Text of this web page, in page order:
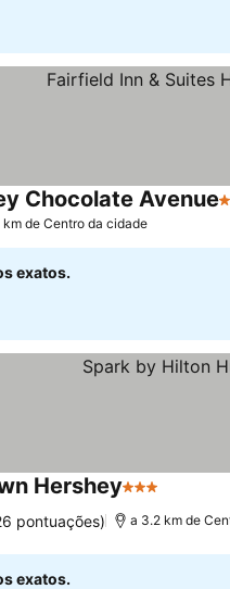
Chocolate Avenue
km de Centro da cidade
exatos.
Hershey3 Estrelas
pontuações) a 3.2 km de
exatos.